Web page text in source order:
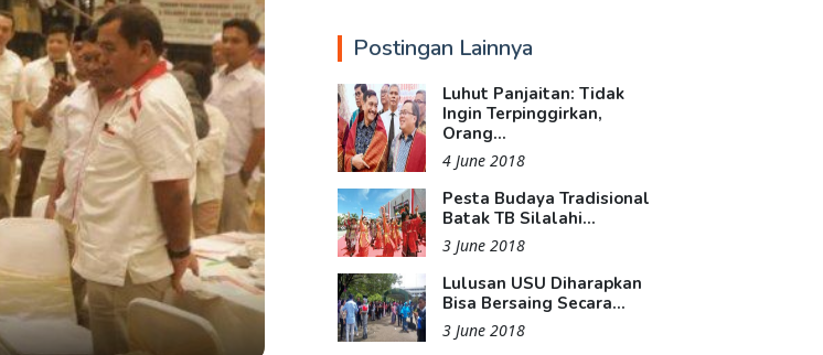
Postingan Lainnya
Luhut Panjaitan: Tidak
Ingin Terpinggirkan,
Orang...
4 June 2018
Pesta Budaya Tradisional
Batak TB Silalahi...
3 June 2018
Lulusan USU Diharapkan
Bisa Bersaing Secara...
3 June 2018